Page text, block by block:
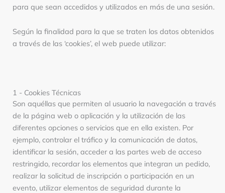
para que sean accedidos y utilizados en más de una sesión.
Según la finalidad para la que se traten los datos obtenidos
a través de las ‘cookies’, el web puede utilizar:
1 - Cookies Técnicas
Son aquéllas que permiten al usuario la navegación a través
de la página web o aplicación y la utilización de las
diferentes opciones o servicios que en ella existen. Por
ejemplo, controlar el tráfico y la comunicación de datos,
identificar la sesión, acceder a las partes web de acceso
restringido, recordar los elementos que integran un pedido,
realizar la solicitud de inscripción o participación en un
evento, utilizar elementos de seguridad durante la